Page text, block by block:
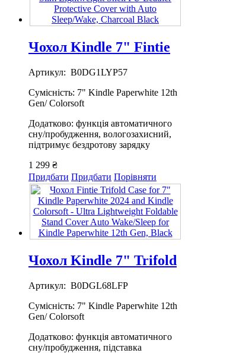
Чохол Kindle 7" Fintie
Артикул: B0DG1LYP57
Сумісність: 7" Kindle Paperwhite 12th
Gen/ Colorsoft
Додатково: функція автоматичного
сну/пробудження, вологозахисний,
підтримує бездротову зарядку
1 299 ₴
Придбати Придбати Порівняти
Чохол Kindle 7" Trifold
Артикул: B0DGL68LFP
Сумісність: 7" Kindle Paperwhite 12th
Gen/ Colorsoft
Додатково: функція автоматичного
сну/пробудження, підставка